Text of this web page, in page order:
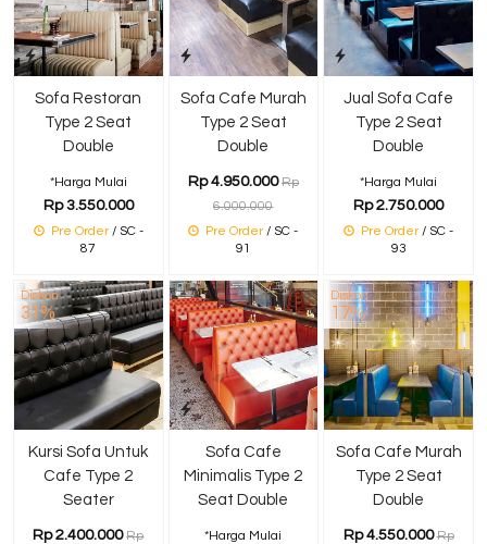
Sofa Restoran
Type 2 Seat
Double
*Harga Mulai
Rp 3.550.000
Pre Order/ SC -
87
Sofa Cafe Murah
Type 2 Seat
Double
Rp 4.950.000 Rp
6.000.000
Pre Order/ SC -
91
Jual Sofa Cafe
Type 2 Seat
Double
*Harga Mulai
Rp 2.750.000
Pre Order/ SC -
93
Diskon
31%
Kursi Sofa Untuk
Cafe Type 2
Seater
Rp 2.400.000 Rp
Sofa Cafe
Minimalis Type 2
Seat Double
*Harga Mulai
Diskon
17%
Sofa Cafe Murah
Type 2 Seat
Double
Rp 4.550.000 Rp